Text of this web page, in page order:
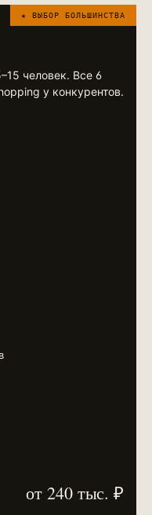
★ ВЫБОР БОЛЬШИНСТВА
человек. Все 6
у конкурентов.
от 240 тыс. ₽